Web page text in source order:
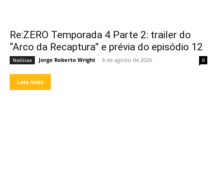
Re:ZERO Temporada 4 Parte 2: trailer do
“Arco da Recaptura” e prévia do episódio 12
Notícias Jorge Roberto Wright - 6 de agosto de 2026 0
Leia mais